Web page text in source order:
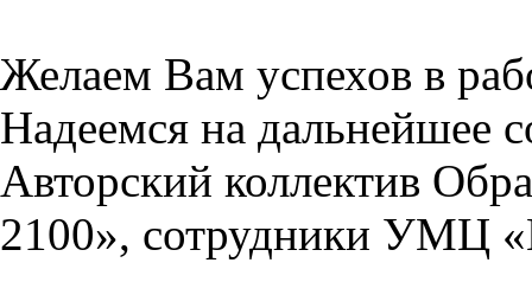
Желаем Вам успехов в
Надеемся на дальнейшее
Авторский коллектив
2100», сотрудники УМЦ